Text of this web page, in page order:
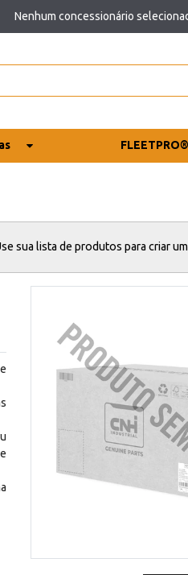
Nenhum concessionário
FLEETPRO®
sua lista de produtos para criar